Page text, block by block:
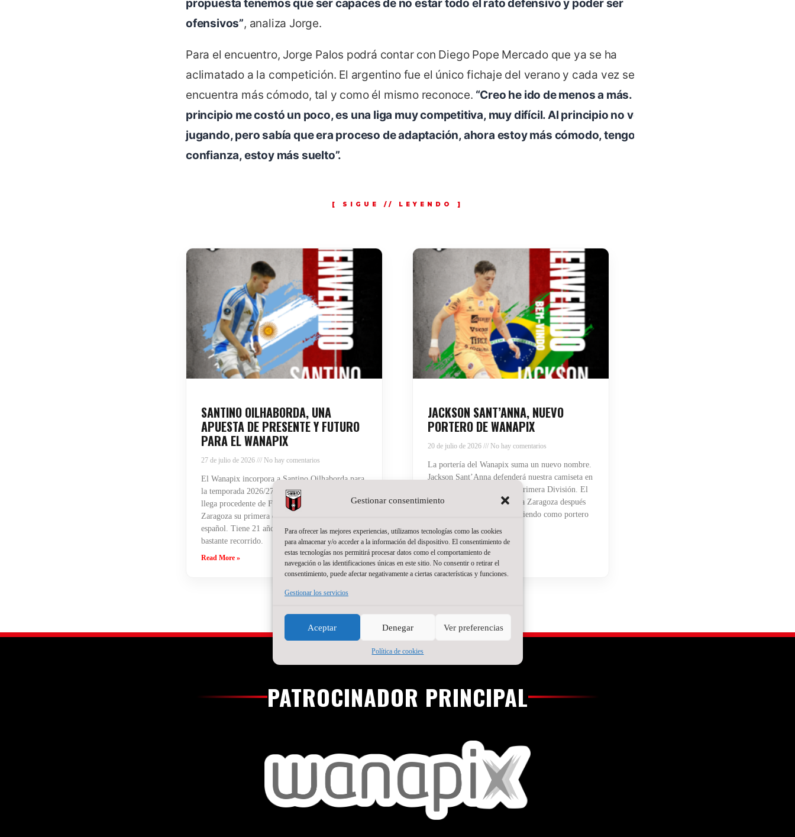
Gestionar consentimiento
Para ofrecer las mejores experiencias, utilizamos tecnologías como las cookies
para almacenar y/o acceder a la información del dispositivo. El consentimiento de
estas tecnologías nos permitirá procesar datos como el comportamiento de
navegación o las identificaciones únicas en este sitio. No consentir o retirar el
consentimiento, puede afectar negativamente a ciertas características y funciones.
Gestionar los servicios
Aceptar Denegar Ver preferencias
Política de cookies
propuesta tenemos que ser capaces de no estar todo el rato defensivo y poder ser
ofensivos”, analiza Jorge.
Para el encuentro, Jorge Palos podrá contar con Diego Pope Mercado que ya se ha
aclimatado a la competición. El argentino fue el único fichaje del verano y cada vez se
encuentra más cómodo, tal y como él mismo reconoce. “Creo he ido de menos a más. Al
principio me costó un poco, es una liga muy competitiva, muy difícil. Al principio no venía
jugando, pero sabía que era proceso de adaptación, ahora estoy más cómodo, tengo más
confianza, estoy más suelto”.
SANTINO OILHABORDA, UNA
APUESTA DE PRESENTE Y FUTURO
PARA EL WANAPIX
27 de julio de 2026 No hay comentarios
El Wanapix incorpora a Santino Oilhaborda para
la temporada 2026/27. El ala diestro argentino
llega procedente de Ferro y afrontará en
Zaragoza su primera experiencia en el fútbol sala
español. Tiene 21 años, pero detrás hay ya
bastante recorrido.
Read More »
JACKSON SANT’ANNA, NUEVO
PORTERO DE WANAPIX
20 de julio de 2026 No hay comentarios
La portería del Wanapix suma un nuevo nombre.
Jackson Sant’Anna defenderá nuestra camiseta en
la temporada del regreso a Primera División. El
brasileño, de 23 años, llega a Zaragoza después
de varias temporadas compitiendo como portero
titular en Brasil
Read More »
PATROCINADOR PRINCIPAL